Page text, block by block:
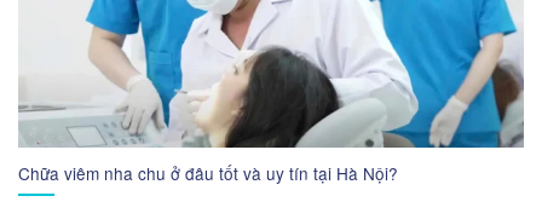
Chữa viêm nha chu ở đâu tốt và uy tín tại Hà Nội?